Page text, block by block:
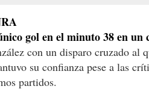
gol en el minuto 38 en un
con un disparo cruzado al
su confianza pese a las
partidos.